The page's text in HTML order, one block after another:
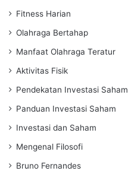
Fitness Harian
Olahraga Bertahap
Manfaat Olahraga Teratur
Aktivitas Fisik
Pendekatan Investasi Saham
Panduan Investasi Saham
Investasi dan Saham
Mengenal Filosofi
Bruno Fernandes